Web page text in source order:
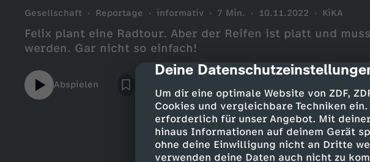
cmp-dialog-description
Deine
Um dir eine optimale Website von ZDF,
Cookies und vergleichbare Techniken
erforderlich für unser Angebot. Mit
hinaus Informationen auf deinem Gerät
ohne deine Einwilligung nicht an Dritte
verwenden deine Daten auch nicht zu
Gesellschaft Reportage informativ 7 Min. 10.11.2022 KiKA
Felix plant eine Radtour. Aber der Reifen ist platt und
werden. Gar nicht so einfach!
Abspielen